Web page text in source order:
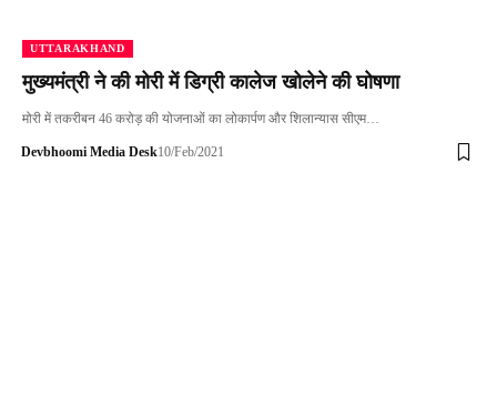
UTTARAKHAND
मुख्यमंत्री ने की मोरी में डिग्री कालेज खोलेने की घोषणा
मोरी में तकरीबन 46 करोड़ की योजनाओं का लोकार्पण और शिलान्यास सीएम…
Devbhoomi Media Desk10/Feb/2021